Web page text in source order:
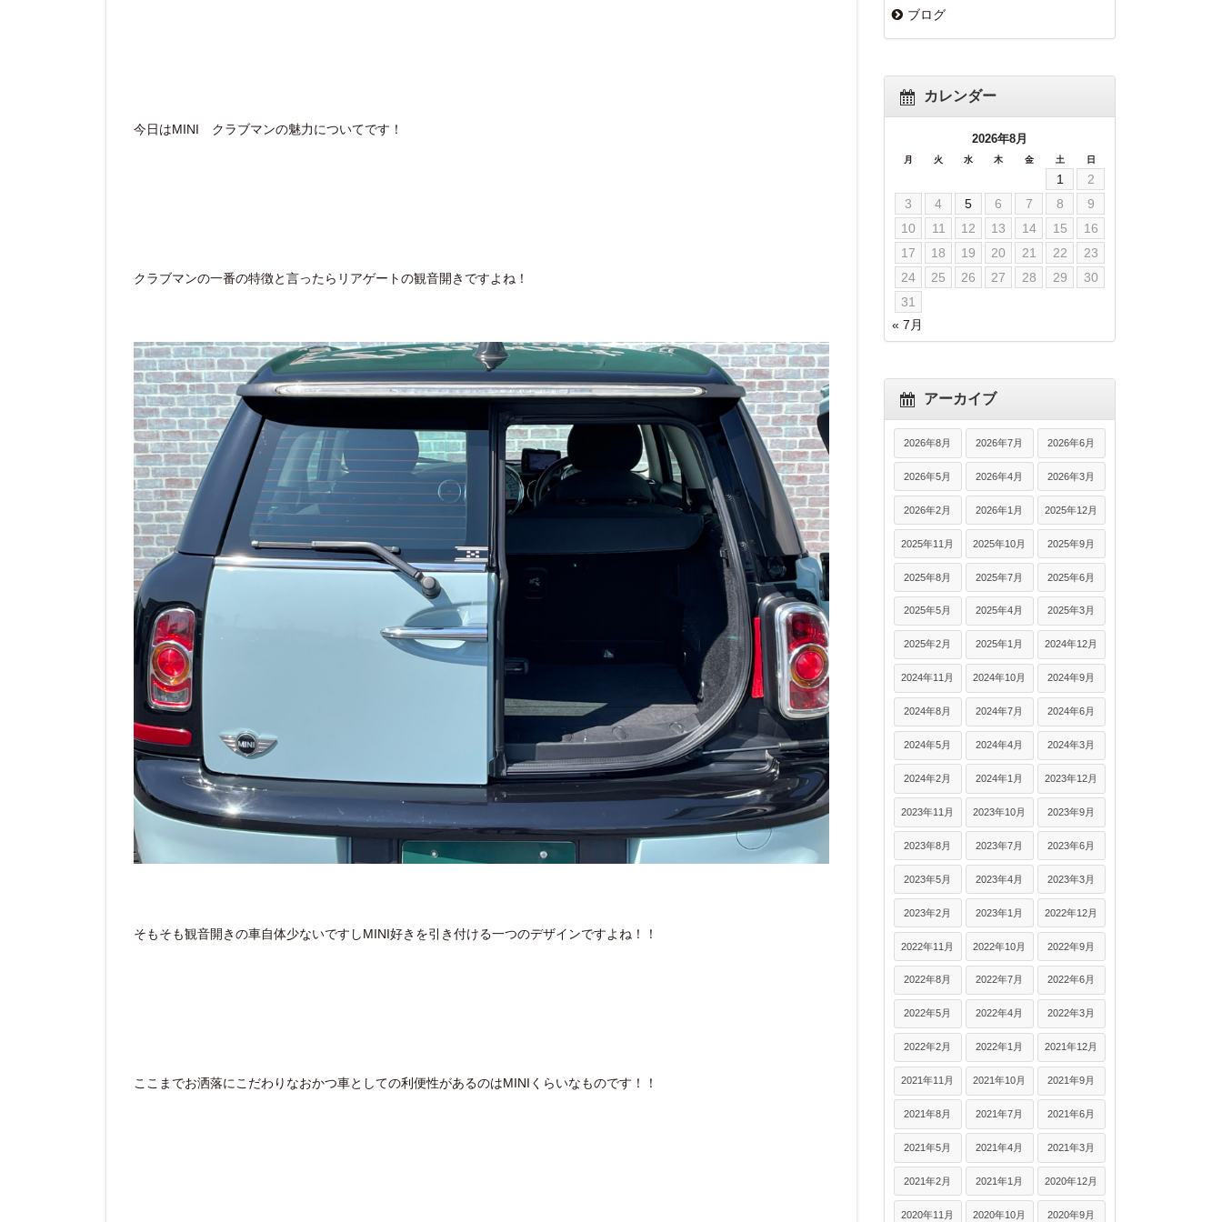
今日はMINI クラブマンの魅力についてです！
クラブマンの一番の特徴と言ったらリアゲートの観音開きですよね！
そもそも観音開きの車自体少ないですしMINI好きを引き付ける一つのデザインですよね！！
ここまでお洒落にこだわりなおかつ車としての利便性があるのはMINIくらいなものです！！
ブログ
カレンダー
2026年8月
月 火 水 木 金 土 日
1
2
3
4 5 6 7 8
9
10
11 12 13 14 15
16
17
18 19 20 21 22
23
24
25 26 27 28 29
30
31
« 7月
アーカイブ
2026年8月 2026年7月 2026年6月
2026年5月 2026年4月 2026年3月
2026年2月 2026年1月 2025年12月
2025年11月 2025年10月 2025年9月
2025年8月 2025年7月 2025年6月
2025年5月 2025年4月 2025年3月
2025年2月 2025年1月 2024年12月
2024年11月 2024年10月 2024年9月
2024年8月 2024年7月 2024年6月
2024年5月 2024年4月 2024年3月
2024年2月 2024年1月 2023年12月
2023年11月 2023年10月 2023年9月
2023年8月 2023年7月 2023年6月
2023年5月 2023年4月 2023年3月
2023年2月 2023年1月 2022年12月
2022年11月 2022年10月 2022年9月
2022年8月 2022年7月 2022年6月
2022年5月 2022年4月 2022年3月
2022年2月 2022年1月 2021年12月
2021年11月 2021年10月 2021年9月
2021年8月 2021年7月 2021年6月
2021年5月 2021年4月 2021年3月
2021年2月 2021年1月 2020年12月
2020年11月 2020年10月 2020年9月